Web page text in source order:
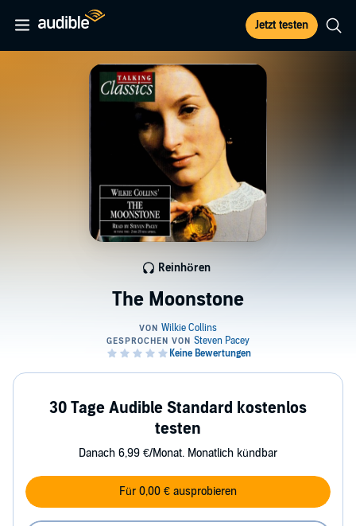
Jetzt testen
The Moonstone
Reinhören
30 Tage Audible Standard kostenlos
testen
Danach 6,99 €/Monat. Monatlich kündbar
Für 0,00 € ausprobieren